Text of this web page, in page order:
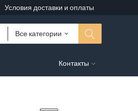
Условия доставки и оплаты
Все категории
Контакты